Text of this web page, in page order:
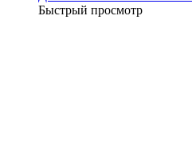
Быстрый просмотр